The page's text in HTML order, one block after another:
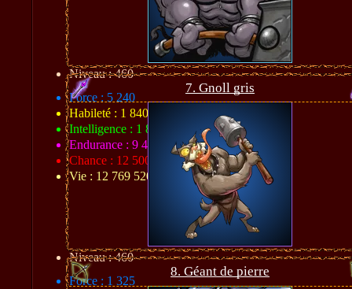
Niveau : 460
Force : 5 240
Habileté : 1 840
Intelligence : 1 815
Endurance : 9 424
Chance : 12 500
Vie : 12 769 520
7. Gnoll gris
Niveau : 460
Force : 1 325
8. Géant de pierre